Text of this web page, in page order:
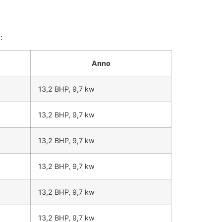
Anno
13,2 BHP, 9,7 kw
13,2 BHP, 9,7 kw
13,2 BHP, 9,7 kw
13,2 BHP, 9,7 kw
13,2 BHP, 9,7 kw
13,2 BHP, 9,7 kw